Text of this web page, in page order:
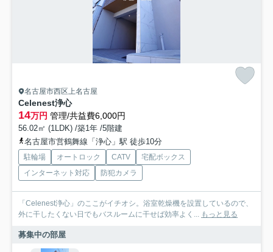
名古屋市西区上名古屋
Celenest浄心
14万円 管理/共益費6,000円
56.02㎡ (1LDK) /築1年 /5階建
名古屋市営鶴舞線「浄心」駅 徒歩10分
駐輪場 オートロック CATV
宅配ボックス
インターネット対応
防犯カメラ
「Celenest浄心」のここがイチオシ。浴室乾燥機を設置しているので、
外に干したくない日でもバスルームに干せば効率よく... もっと見る
募集中の部屋